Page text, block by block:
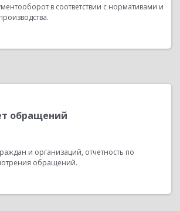
в соответствии с нормативами и
обращений
и организаций, отчетность по
обращений.